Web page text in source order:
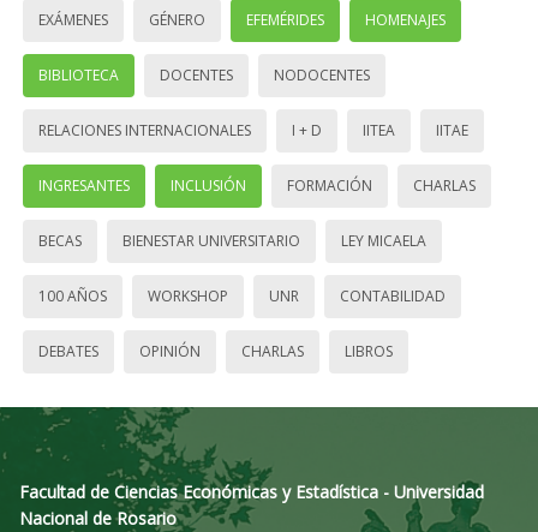
EXÁMENES GÉNERO EFEMÉRIDES HOMENAJES
BIBLIOTECA DOCENTES NODOCENTES
RELACIONES INTERNACIONALES I + D IITEA IITAE
INGRESANTES INCLUSIÓN FORMACIÓN CHARLAS
BECAS BIENESTAR UNIVERSITARIO LEY MICAELA
100 AÑOS WORKSHOP UNR CONTABILIDAD
DEBATES OPINIÓN CHARLAS LIBROS
Facultad de Ciencias Económicas y Estadística - Universidad
Nacional de Rosario